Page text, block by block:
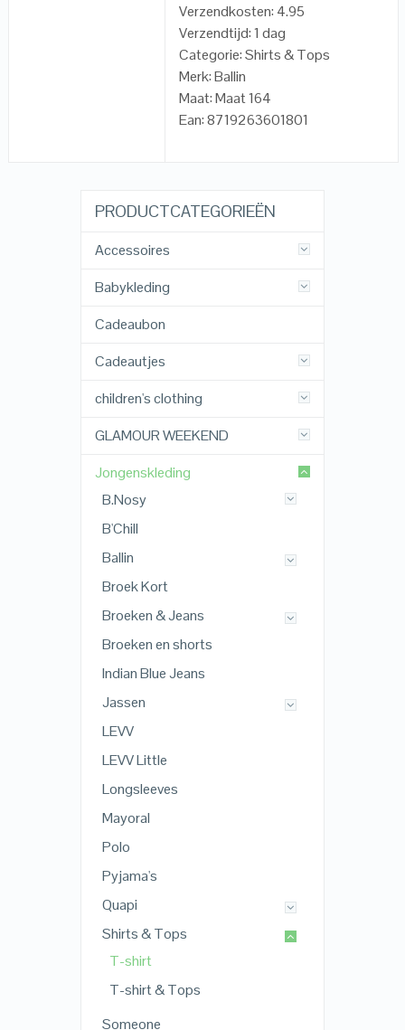
Verzendkosten: 4.95
Verzendtijd: 1 dag
Categorie: Shirts & Tops
Merk: Ballin
Maat: Maat 164
Ean: 8719263601801
PRODUCTCATEGORIEËN
Accessoires
Babykleding
Cadeaubon
Cadeautjes
children's clothing
GLAMOUR WEEKEND
Jongenskleding
B.Nosy
B'Chill
Ballin
Broek Kort
Broeken & Jeans
Broeken en shorts
Indian Blue Jeans
Jassen
LEVV
LEVV Little
Longsleeves
Mayoral
Polo
Pyjama's
Quapi
Shirts & Tops
T-shirt
T-shirt & Tops
Someone